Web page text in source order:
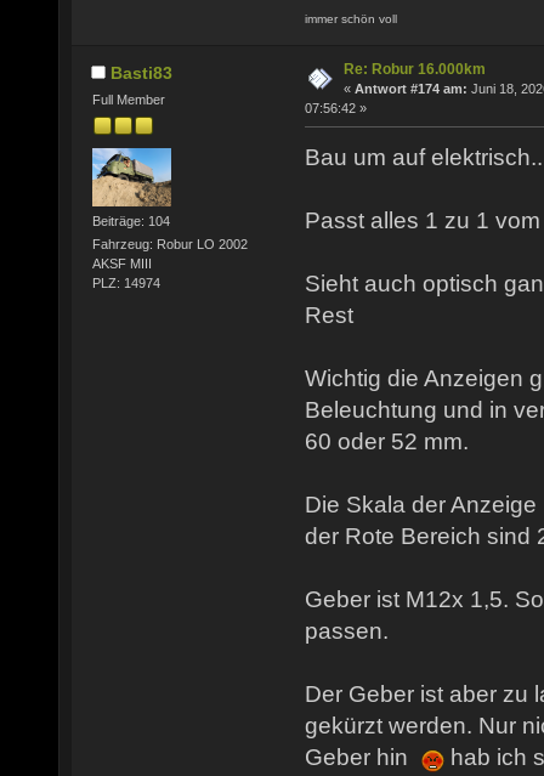
immer schön voll
Basti83
Full Member
Beiträge: 104
Fahrzeug: Robur LO 2002
AKSF MIII
PLZ: 14974
Re: Robur 16.000km
« Antwort #174 am: Juni 18,
07:56:42 »
Bau um auf
Passt alles 1 zu 1
Sieht auch optisch
Rest
Wichtig die Anzeigen
Beleuchtung und in
60 oder 52 mm.
Die Skala der
der Rote Bereich sind
Geber ist M12x 1,5.
passen.
Der Geber ist aber zu
gekürzt werden. Nur
Geber hin
hab ich